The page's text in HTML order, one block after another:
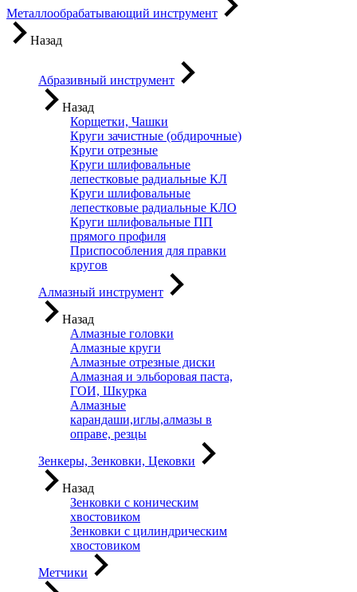
Металлообрабатывающий инструмент
Назад
Абразивный инструмент
Назад
Корщетки, Чашки
Круги зачистные (обдирочные)
Круги отрезные
Круги шлифовальные
лепестковые радиальные КЛ
Круги шлифовальные
лепестковые радиальные КЛО
Круги шлифовальные ПП
прямого профиля
Приспособления для правки
кругов
Алмазный инструмент
Назад
Алмазные головки
Алмазные круги
Алмазные отрезные диски
Алмазная и эльборовая паста,
ГОИ, Шкурка
Алмазные
карандаши,иглы,алмазы в
оправе, резцы
Зенкеры, Зенковки, Цековки
Назад
Зенковки с коническим
хвостовиком
Зенковки с цилиндрическим
хвостовиком
Метчики